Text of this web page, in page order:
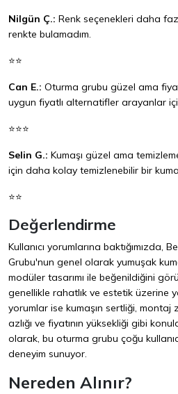
Nilgün Ç.: Renk seçenekleri daha
renkte bulamadım.
⭐⭐
Can E.: Oturma grubu güzel ama
uygun fiyatlı alternatifler arayanlar
⭐⭐⭐
Selin G.: Kumaşı güzel ama
için daha kolay temizlenebilir bir
⭐⭐
Değerlendirme
Kullanıcı yorumlarına baktığımızda,
Grubu'nun genel olarak yumuşak
modüler tasarımı ile beğenildiğini
genellikle rahatlık ve estetik üzerine
yorumlar ise kumaşın sertliği, montaj
azlığı ve fiyatının yüksekliği gibi
olarak, bu oturma grubu çoğu
deneyim sunuyor.
Nereden Alınır?